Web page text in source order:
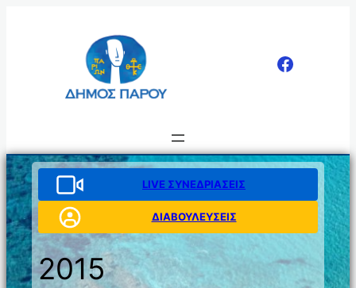
LIVE ΣΥΝΕΔΡΙΑΣΕΙΣ
ΔΙΑΒΟΥΛΕΥΣΕΙΣ
2015